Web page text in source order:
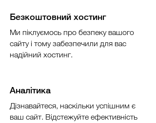
Ми піклуємось про безпеку вашого
сайту і тому забезпечили для вас
надійний хостинг.
Безкоштовний хостинг
Дізнавайтеся, наскільки успішним є
ваш сайт. Відстежуйте ефективність
Аналітика